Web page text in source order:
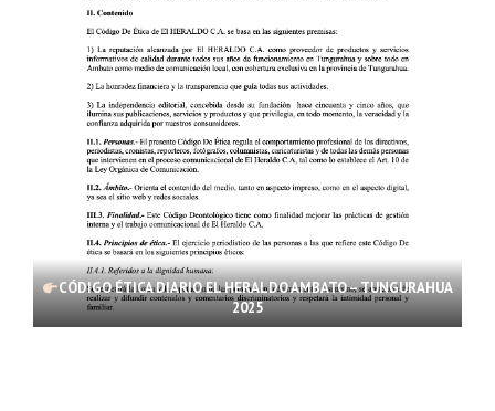
CÓDIGO ÉTICA DIARIO EL HERALDO AMBATO – TUNGURAHUA
2025